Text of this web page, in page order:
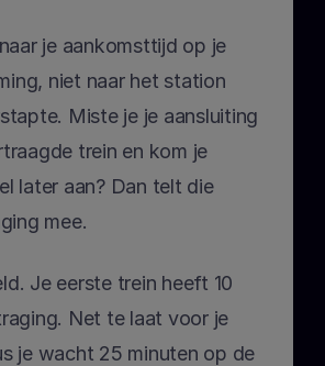
je aankomsttijd op je
niet naar het station
Miste je je aansluiting
trein en kom je
later aan? Dan telt die
mee.
Je eerste trein heeft 10
Net te laat voor je
je wacht 25 minuten op de